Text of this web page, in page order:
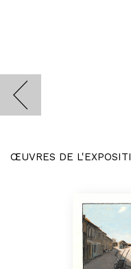
ŒUVRES DE